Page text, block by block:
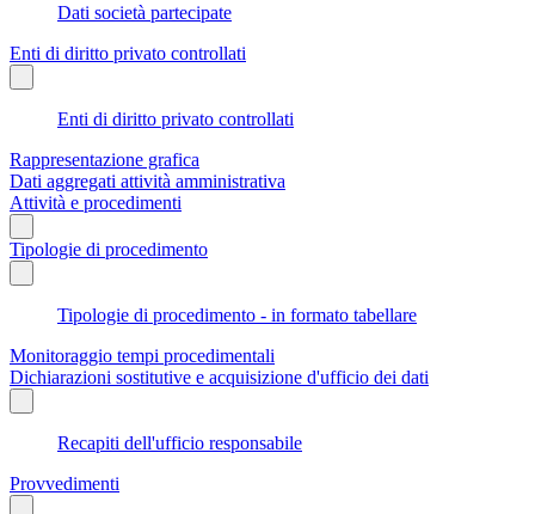
Dati società partecipate
Enti di diritto privato controllati
Enti di diritto privato controllati
Rappresentazione grafica
Dati aggregati attività amministrativa
Attività e procedimenti
Tipologie di procedimento
Tipologie di procedimento - in formato tabellare
Monitoraggio tempi procedimentali
Dichiarazioni sostitutive e acquisizione d'ufficio dei dati
Recapiti dell'ufficio responsabile
Provvedimenti